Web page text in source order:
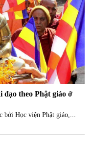
theo Phật giáo ở
Học viện Phật giáo,...